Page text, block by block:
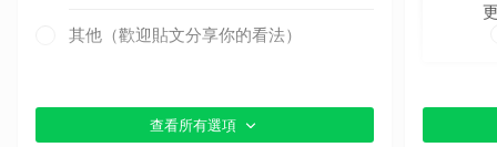
其他（歡迎貼文分享你的看法）
查看所有選項